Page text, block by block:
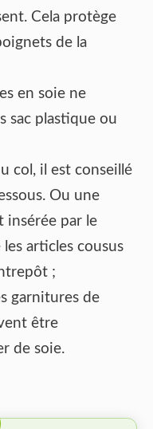
Cela protège
de la
en soie ne
sac plastique ou
col, il est conseillé
Ou une
insérée par le
articles cousus
;
garnitures de
être
de soie.